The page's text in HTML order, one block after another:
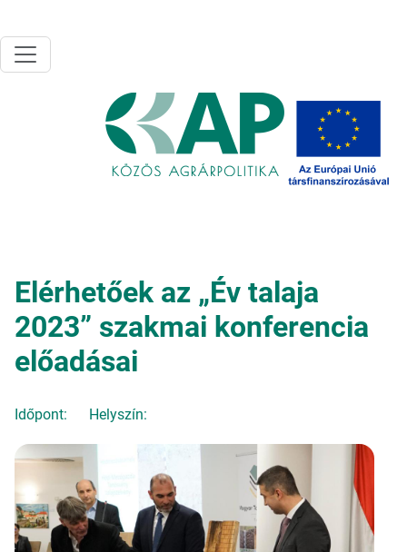
Elérhetőek az „Év talaja
2023” szakmai konferencia
előadásai
Időpont: Helyszín: